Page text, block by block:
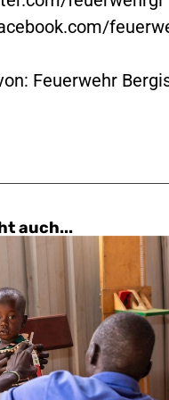
Feuerwehr
auch...